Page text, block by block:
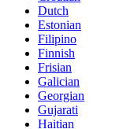
Dutch
Estonian
Filipino
Finnish
Frisian
Galician
Georgian
Gujarati
Haitian